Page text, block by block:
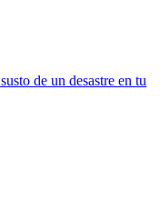
de un desastre en tu